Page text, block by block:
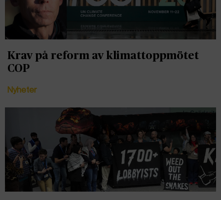
Krav på reform av klimattoppmötet
COP
Nyheter